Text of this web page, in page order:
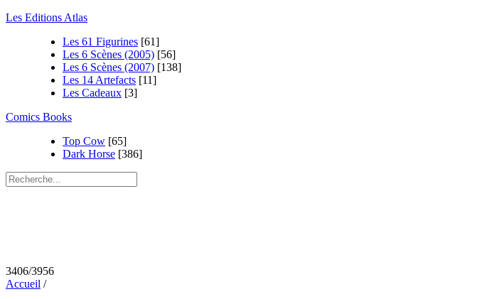
Les Editions Atlas
Les 61 Figurines [61]
Les 6 Scènes (2005) [56]
Les 6 Scènes (2007) [138]
Les 14 Artefacts [11]
Les Cadeaux [3]
Comics Books
Top Cow [65]
Dark Horse [386]
3406/3956
Accueil /